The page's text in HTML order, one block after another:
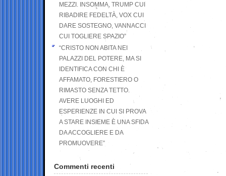
MEZZI. INSOMMA, TRUMP CUI
RIBADIRE FEDELTÀ, VOX CUI
DARE SOSTEGNO, VANNACCI
CUI TOGLIERE SPAZIO”
“CRISTO NON ABITA NEI
PALAZZI DEL POTERE, MA SI
IDENTIFICA CON CHI È
AFFAMATO, FORESTIERO O
RIMASTO SENZA TETTO.
AVERE LUOGHI ED
ESPERIENZE IN CUI SI PROVA
A STARE INSIEME È UNA SFIDA
DA ACCOGLIERE E DA
PROMUOVERE”
Commenti recenti